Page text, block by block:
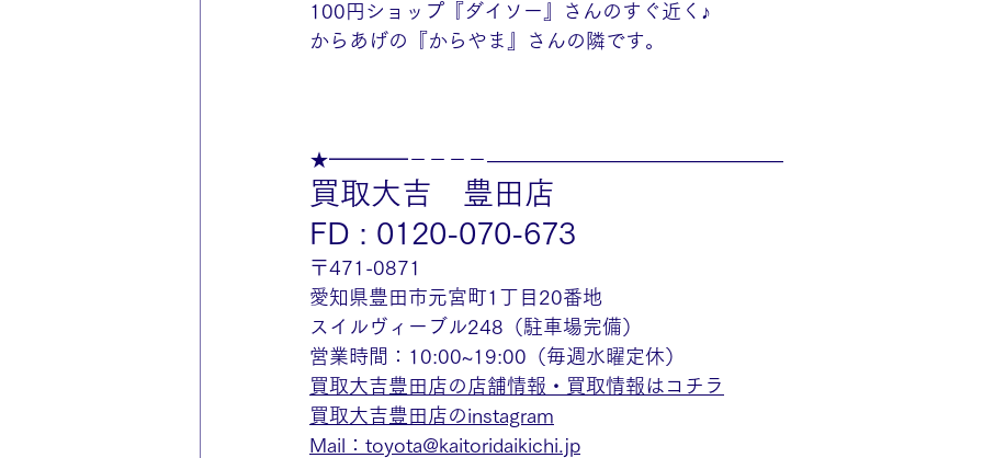
100円ショップ『ダイソー』さんのすぐ近く♪
からあげの『からやま』さんの隣です。
★━━━━－－－－———————————————
買取大吉　豊田店
FD : 0120-070-673
〒471-0871
愛知県豊田市元宮町1丁目20番地
スイルヴィーブル248（駐車場完備）
営業時間：10:00~19:00（毎週水曜定休）
買取大吉豊田店の店舗情報・買取情報はコチラ
買取大吉豊田店のinstagram
Mail：toyota@kaitoridaikichi.jp